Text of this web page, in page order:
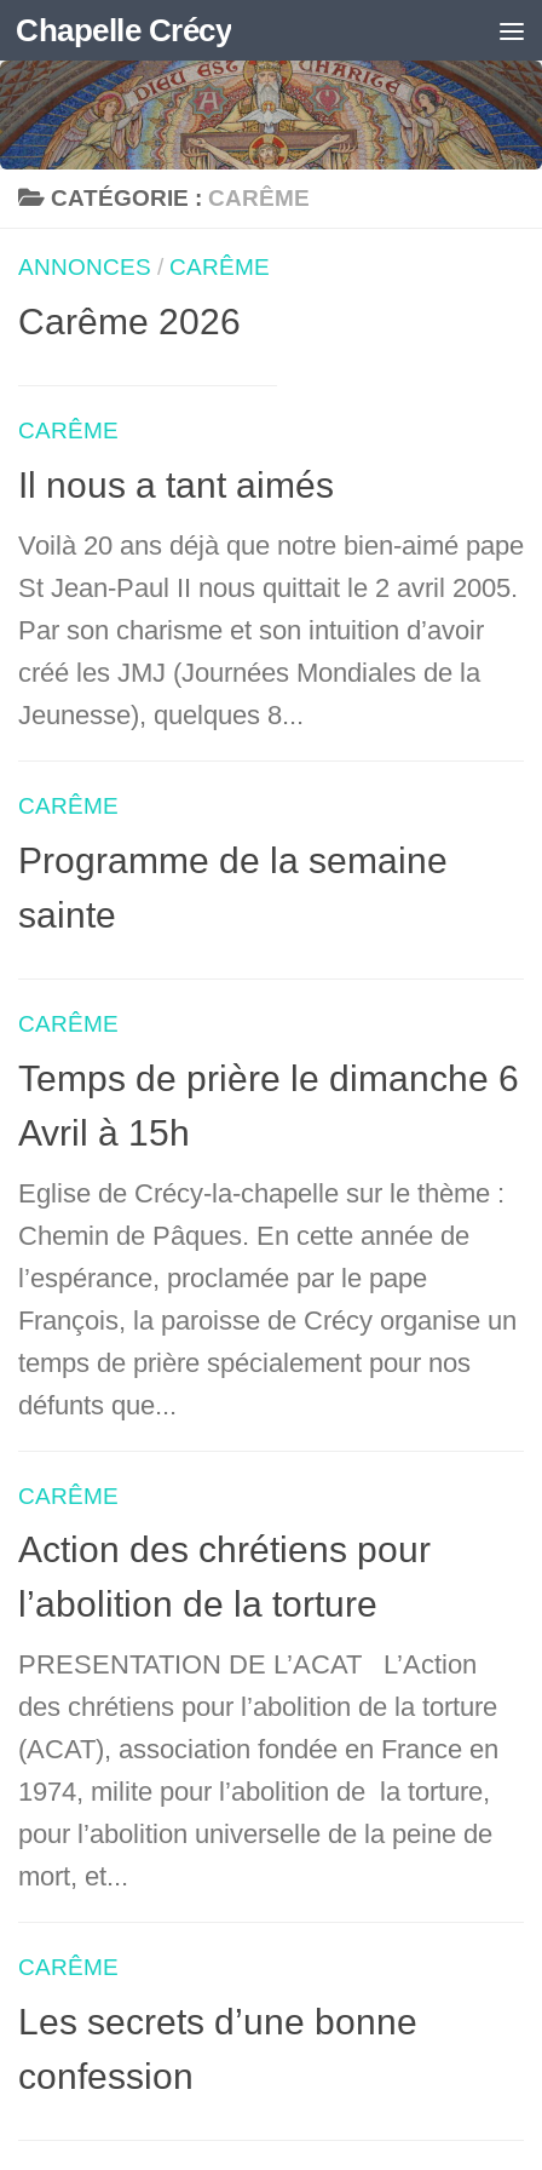
Skip to content
Chapelle Crécy
CATÉGORIE : CARÊME
ANNONCES / CARÊME
Carême 2026
CARÊME
Il nous a tant aimés
Voilà 20 ans déjà que notre bien-aimé pape
St Jean-Paul II nous quittait le 2 avril 2005.
Par son charisme et son intuition d’avoir
créé les JMJ (Journées Mondiales de la
Jeunesse), quelques 8...
CARÊME
Programme de la semaine
sainte
CARÊME
Temps de prière le dimanche 6
Avril à 15h
Eglise de Crécy-la-chapelle sur le thème :
Chemin de Pâques. En cette année de
l’espérance, proclamée par le pape
François, la paroisse de Crécy organise un
temps de prière spécialement pour nos
défunts que...
CARÊME
Action des chrétiens pour
l’abolition de la torture
PRESENTATION DE L’ACAT L’Action
des chrétiens pour l’abolition de la torture
(ACAT), association fondée en France en
1974, milite pour l’abolition de la torture,
pour l’abolition universelle de la peine de
mort, et...
CARÊME
Les secrets d’une bonne
confession